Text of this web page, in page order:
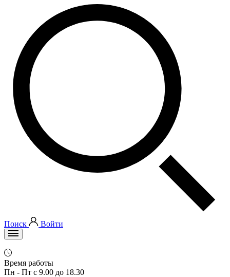
Поиск Войти
Время работы
Пн - Пт с 9.00 до 18.30